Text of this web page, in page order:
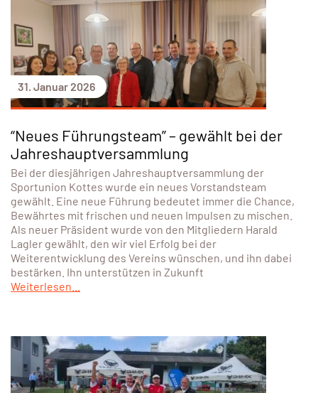
31. Januar 2026
“Neues Führungsteam” – gewählt bei der
Jahreshauptversammlung
Bei der diesjährigen Jahreshauptversammlung der
Sportunion Kottes wurde ein neues Vorstandsteam
gewählt. Eine neue Führung bedeutet immer die Chance,
Bewährtes mit frischen und neuen Impulsen zu mischen.
Als neuer Präsident wurde von den Mitgliedern Harald
Lagler gewählt, den wir viel Erfolg bei der
Weiterentwicklung des Vereins wünschen, und ihn dabei
bestärken. Ihn unterstützen in Zukunft
Weiterlesen...